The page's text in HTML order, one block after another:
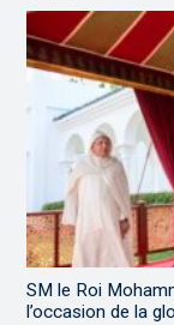
SM le Roi
l’occasion de la